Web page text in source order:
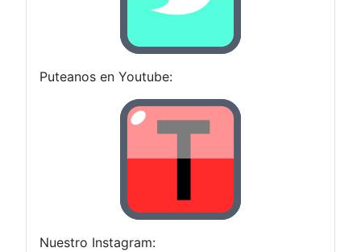
Puteanos en Youtube:
Nuestro Instagram: